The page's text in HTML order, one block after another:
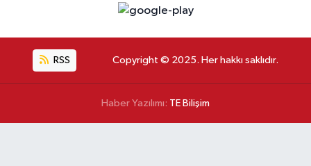
RSS Copyright © 2025. Her hakkı saklıdır.
Haber Yazılımı: TE Bilişim